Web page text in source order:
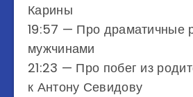
Карины
19:57​​​​​ — Про драматичные
мужчинами
21:23​​​​​ — Про побег из
к Антону Севидову